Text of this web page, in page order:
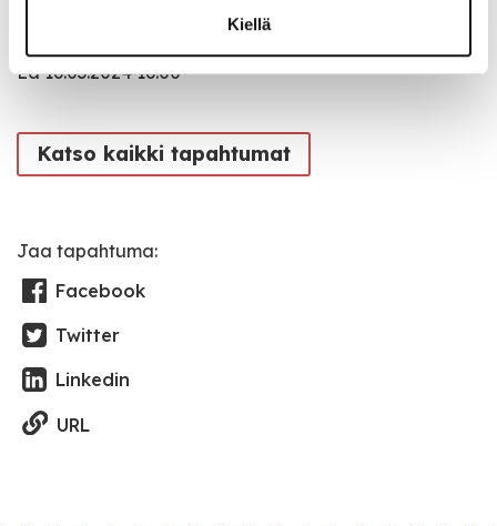
Kiellä
La 16.03.2024 16:00
Katso kaikki tapahtumat
Jaa tapahtuma:
Facebook
Twitter
Linkedin
URL